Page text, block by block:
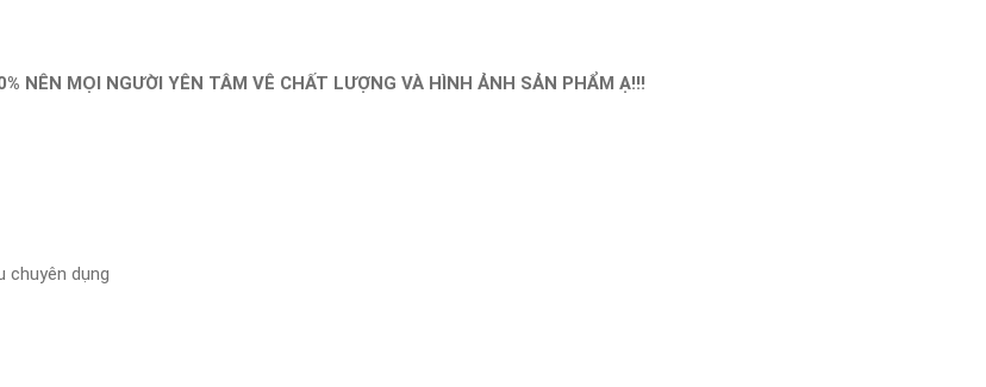
NÊN MỌI NGƯỜI YÊN TÂM VÊ CHẤT LƯỢNG VÀ HÌNH ẢNH SẢN PHẨM Ạ!!!
chuyên dụng